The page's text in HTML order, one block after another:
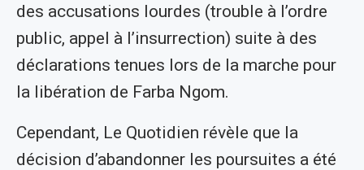
des accusations lourdes (trouble à l’ordre
public, appel à l’insurrection) suite à des
déclarations tenues lors de la marche pour
la libération de Farba Ngom.
Cependant, Le Quotidien révèle que la
décision d’abandonner les poursuites a été